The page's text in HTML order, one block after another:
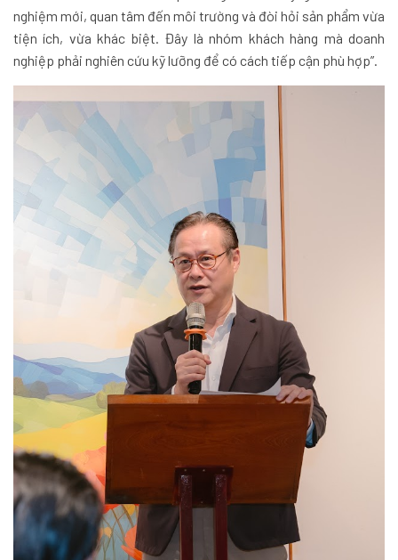
nghiệm mới, quan tâm đến môi trường và đòi hỏi sản phẩm vừa
tiện ích, vừa khác biệt. Đây là nhóm khách hàng mà doanh
nghiệp phải nghiên cứu kỹ lưỡng để có cách tiếp cận phù hợp”.